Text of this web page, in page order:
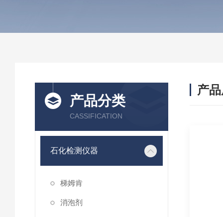
产品分类
CASSIFICATION
石化检测仪器
梯姆肯
消泡剂
产